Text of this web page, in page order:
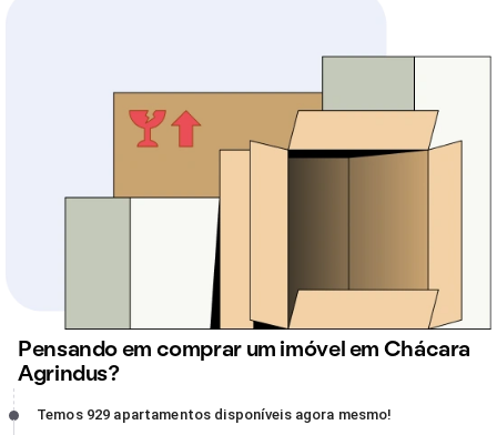
Pensando em comprar um imóvel em Chácara
Agrindus?
Temos 929 apartamentos disponíveis agora mesmo!, incompleto
Temos 929 apartamentos disponíveis agora mesmo!